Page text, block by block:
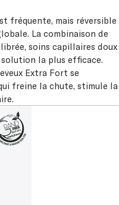
fréquente, mais réversible
La combinaison de
soins capillaires doux
la plus efficace.
Extra Fort se
freine la chute, stimule la